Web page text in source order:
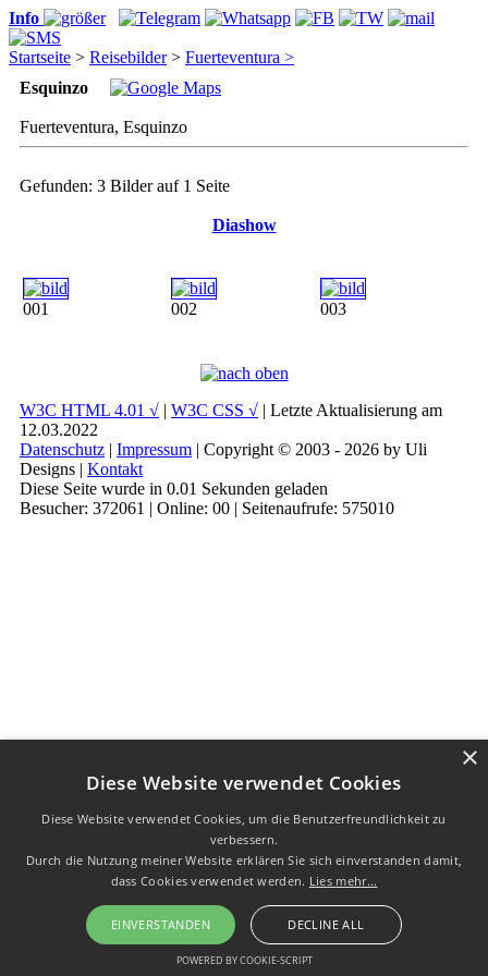
Info
Startseite > Reisebilder> Fuerteventura >
Esquinzo
Fuerteventura, Esquinzo
Gefunden: 3 Bilder auf 1 Seite
Diashow
001 002 003
W3C HTML 4.01 √ | W3C CSS √ | Letzte Aktualisierung am
12.03.2022
Datenschutz | Impressum | Copyright © 2003 - 2026 by Uli
Designs | Kontakt
Diese Seite wurde in 0.01 Sekunden geladen
Besucher: 372061 | Online: 00 | Seitenaufrufe: 575010
Diese Website verwendet Cookies
Diese Website verwendet Cookies, um die Benutzerfreundlichkeit zu
verbessern.
Durch die Nutzung meiner Website erklären Sie sich einverstanden damit,
dass Cookies verwendet werden. Lies mehr...
EINVERSTANDEN DECLINE ALL
POWERED BY COOKIE-SCRIPT
×